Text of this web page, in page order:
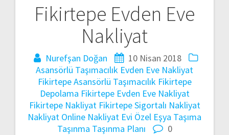
Fikirtepe Evden Eve
Nakliyat
Nurefşan Doğan
10 Nisan 2018
Asansörlü Taşımacılık Evden Eve Nakliyat
Fikirtepe Asansörlü Taşımacılık Fikirtepe
Depolama Fikirtepe Evden Eve Nakliyat
Fikirtepe Nakliyat Fikirtepe Sigortalı Nakliyat
Nakliyat Online Nakliyat Evi Özel Eşya Taşıma
Taşınma Taşınma Planı 0
Yazı
gezinmesi